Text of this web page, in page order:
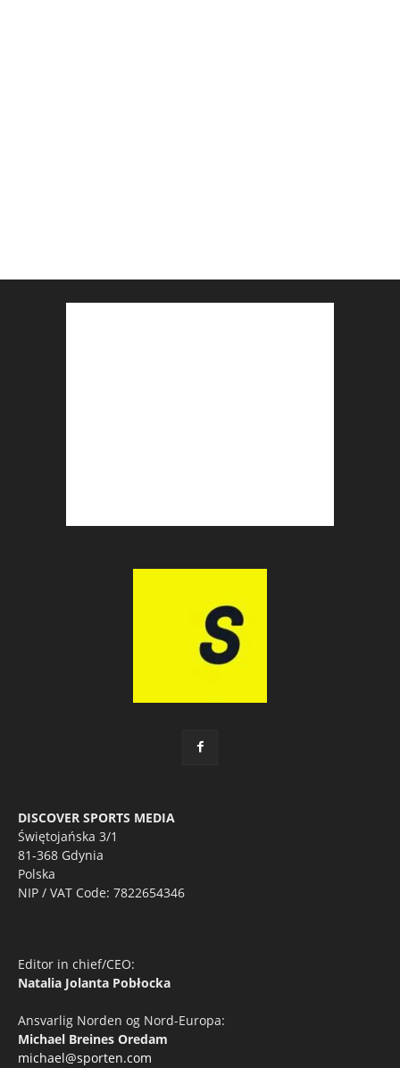
DISCOVER SPORTS MEDIA
Świętojańska 3/1
81-368 Gdynia
Polska
NIP / VAT Code: 7822654346
Editor in chief/CEO:
Natalia Jolanta Pobłocka
Ansvarlig Norden og Nord-Europa:
Michael Breines Oredam
michael@sporten.com